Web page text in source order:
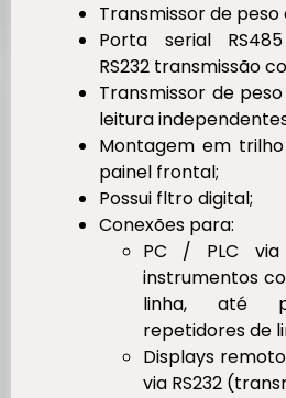
Transmissor de
Porta serial
RS232 transmissão
Transmissor de
leitura
Montagem em
painel frontal;
Possui fltro digital;
Conexões para:
PC / PLC
instrumentos
linha, até
repetidores de
Displays
via RS232